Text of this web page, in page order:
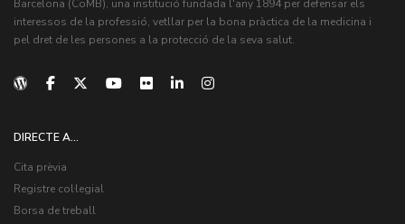
Barcelona (CoMB), una institució fundada l'any 1894 per defensar els
interessos de la professió, vetllar per la bona pràctica de la medicina i
pel dret de les persones a la protecció de la seva salut.
DIRECTE A...
Cita prèvia
Registre col·legial
Borsa de treball